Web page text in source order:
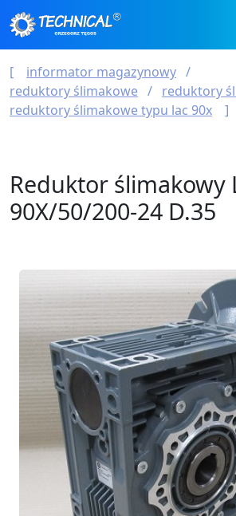
informator magazynowy
reduktory ślimakowe
reduktory
reduktory ślimakowe typu lac 90x
Reduktor ślimakowy
90X/50/200-24 D.35